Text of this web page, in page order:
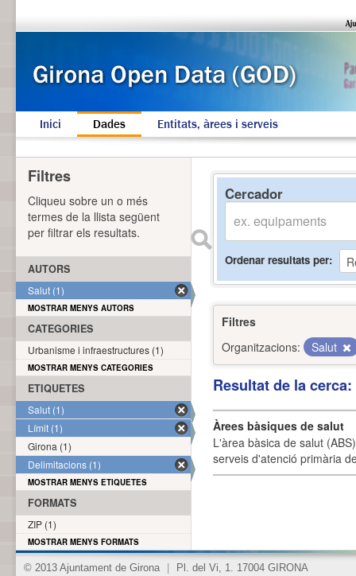
Inici Dades Entitats, àrees i serveis
Cercador
Ordenar resultats per
Filtres
Organitzacions:
Salut
Resultat de la
Àrees bàsiques de salut
L'àrea bàsica de salut
serveis d'atenció primària
Filtres
Cliqueu sobre un o més
termes de la llista següent
per filtrar els resultats.
AUTORS
Salut (1)
MOSTRAR MENYS AUTORS
CATEGORIES
Urbanisme i infraestructures (1)
MOSTRAR MENYS CATEGORIES
ETIQUETES
Salut (1)
Límit (1)
Girona (1)
Delimitacions (1)
MOSTRAR MENYS ETIQUETES
FORMATS
ZIP (1)
MOSTRAR MENYS FORMATS
© 2013 Ajuntament de Girona Pl. del Vi, 1. 17004 GIRONA